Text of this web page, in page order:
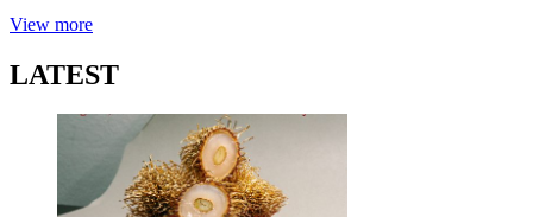
View more
LATEST